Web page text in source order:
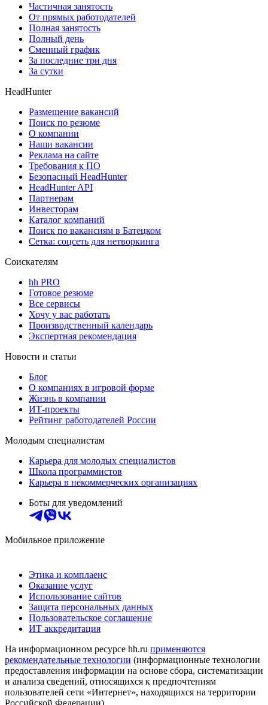
Частичная занятость
От прямых работодателей
Полная занятость
Полный день
Сменный график
За последние три дня
За сутки
HeadHunter
Размещение вакансий
Поиск по резюме
О компании
Наши вакансии
Реклама на сайте
Требования к ПО
Безопасный HeadHunter
HeadHunter API
Партнерам
Инвесторам
Каталог компаний
Поиск по вакансиям в Батецком
Сетка: соцсеть для нетворкинга
Соискателям
hh PRO
Готовое резюме
Все сервисы
Хочу у вас работать
Производственный календарь
Экспертная рекомендация
Новости и статьи
Блог
О компаниях в игровой форме
Жизнь в компании
ИТ-проекты
Рейтинг работодателей России
Молодым специалистам
Карьера для молодых специалистов
Школа программистов
Карьера в некоммерческих организациях
Боты для уведомлений
Мобильное приложение
Этика и комплаенс
Оказание услуг
Использование сайтов
Защита персональных данных
Пользовательское соглашение
ИТ аккредитация
На информационном ресурсе hh.ru применяются
рекомендательные технологии (информационные технологии
предоставления информации на основе сбора, систематизации
и анализа сведений, относящихся к предпочтениям
пользователей сети «Интернет», находящихся на территории
Российской Федерации)